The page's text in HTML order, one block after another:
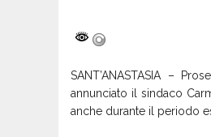
SANT’ANASTASIA –
annunciato il sindaco
anche durante il periodo